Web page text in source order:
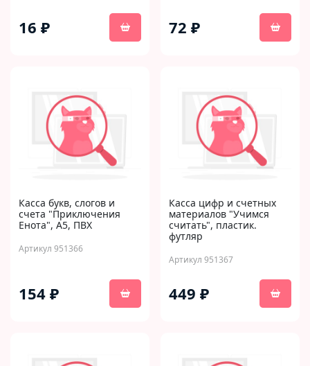
16 ₽ 72 ₽
Касса букв, слогов и
счета "Приключения
Енота", А5, ПВХ
Артикул 951366
154 ₽
Касса цифр и счетных
материалов "Учимся
считать", пластик.
футляр
Артикул 951367
449 ₽